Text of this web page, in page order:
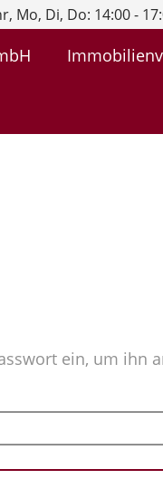
Mo, Di, Do: 14:00 -
ein, um ihn